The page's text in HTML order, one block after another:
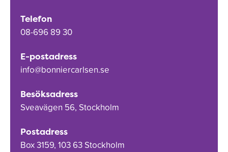
Telefon
08-696 89 30
E-postadress
info@bonniercarlsen.se
Besöksadress
Sveavägen 56, Stockholm
Postadress
Box 3159, 103 63 Stockholm